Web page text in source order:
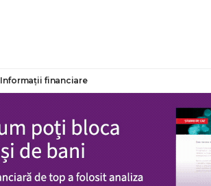
Informații financiare